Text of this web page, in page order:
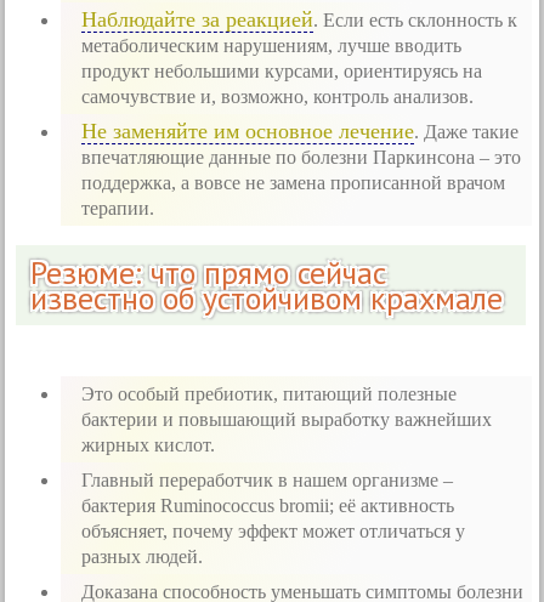
Наблюдайте за реакцией. Если есть склонность к
метаболическим нарушениям, лучше вводить
продукт небольшими курсами, ориентируясь на
самочувствие и, возможно, контроль анализов.
Не заменяйте им основное лечение. Даже такие
впечатляющие данные по болезни Паркинсона – это
поддержка, а вовсе не замена прописанной врачом
терапии.
Резюме: что прямо сейчас
известно об устойчивом крахмале
Это особый пребиотик, питающий полезные
бактерии и повышающий выработку важнейших
жирных кислот.
Главный переработчик в нашем организме –
бактерия Ruminococcus bromii; её активность
объясняет, почему эффект может отличаться у
разных людей.
Доказана способность уменьшать симптомы болезни